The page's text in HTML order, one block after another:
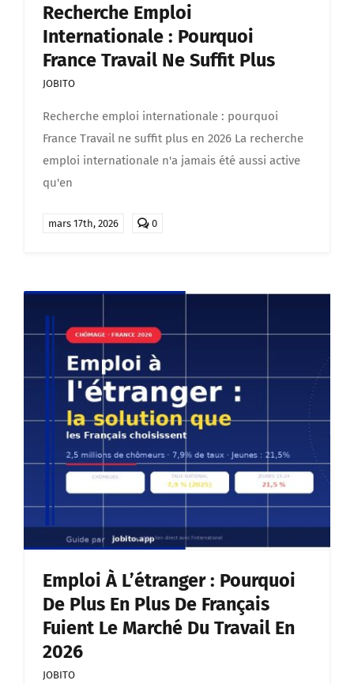
Recherche Emploi
Internationale : Pourquoi
France Travail Ne Suffit Plus
JOBITO
Recherche emploi internationale : pourquoi
France Travail ne suffit plus en 2026 La recherche
emploi internationale n'a jamais été aussi active
qu'en
mars 17th, 2026 0comments
pourquoi
ne
suffit
Emploi À L’étranger : Pourquoi
De Plus En Plus De Français
Fuient Le Marché Du Travail En
2026
JOBITO